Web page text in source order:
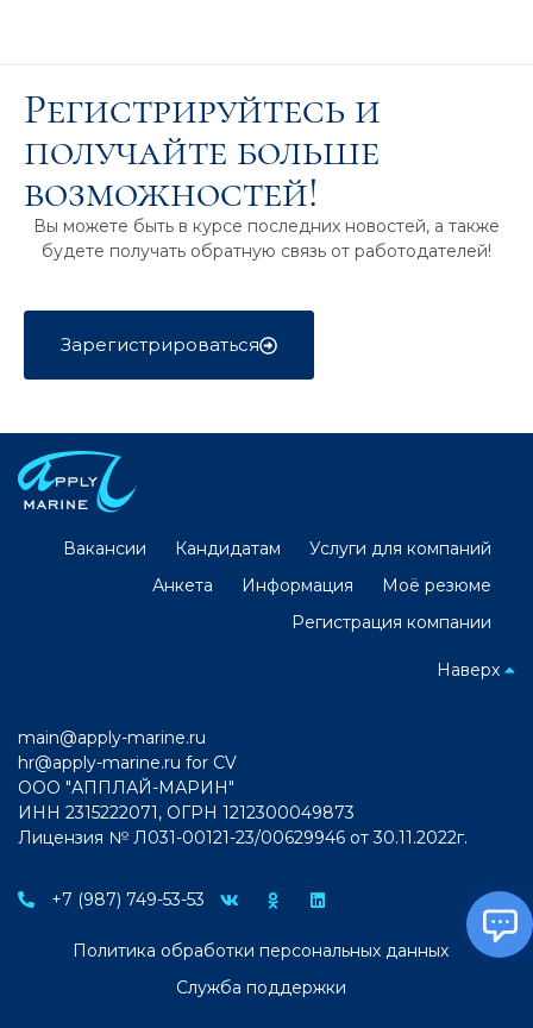
Регистрируйтесь и
получайте больше
возможностей!
Вы можете быть в курсе последних новостей, а также
будете получать обратную связь от работодателей!
Зарегистрироваться
Вакансии Кандидатам
Услуги для компаний
Анкета
Информация
Моё резюме
Регистрация компании
Наверх
main@apply-marine.ru
hr@apply-marine.ru for CV
ООО "АППЛАЙ-МАРИН"
ИНН 2315222071, ОГРН 1212300049873
Лицензия № Л031-00121-23/00629946 от 30.11.2022г.
+7 (987) 749-53-53
Политика обработки персональных данных
Служба поддержки